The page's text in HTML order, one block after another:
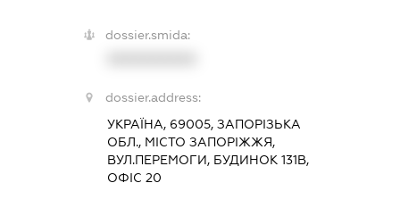
dossier.smida:
dossier.address:
УКРАЇНА, 69005, ЗАПОРІЗЬКА
ОБЛ., МІСТО ЗАПОРІЖЖЯ,
ВУЛ.ПЕРЕМОГИ, БУДИНОК 131В,
ОФІС 20